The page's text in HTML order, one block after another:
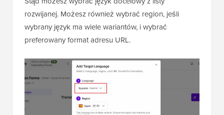
rozwijanej. Możesz również wybrać region, jeśli
wybrany język ma wiele wariantów, i wybrać
preferowany format adresu URL.